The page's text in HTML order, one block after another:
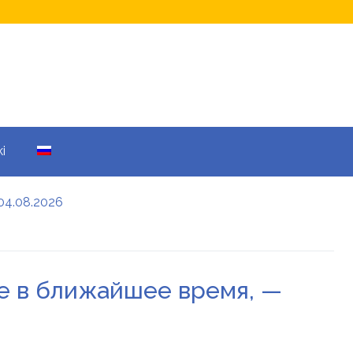
не начислят
в ближайшее время, —